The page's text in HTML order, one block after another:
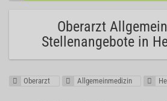
Oberarzt
Stellenangebote in
Oberarzt Allgemeinmedizin